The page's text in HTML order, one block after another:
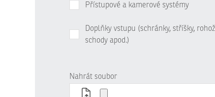
Přístupové a kamerové systémy
Doplňky vstupu (schránky, stříšky,
schody apod.)
Nahrát soubor